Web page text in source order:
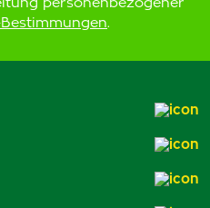
personenbezogener
.